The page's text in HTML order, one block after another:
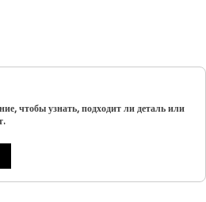
чтобы узнать, подходит ли деталь или